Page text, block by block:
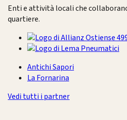
Enti e attività locali che
quartiere.
Antichi Sapori
La Fornarina
Vedi tutti i partner